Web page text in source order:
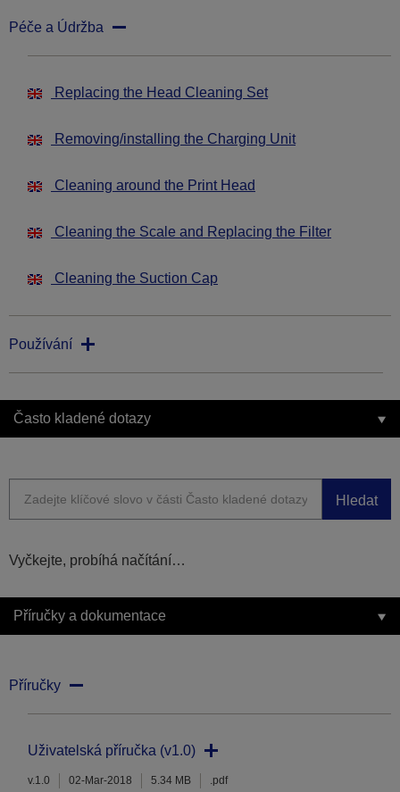
Péče a Údržba
Replacing the Head Cleaning Set
Removing/installing the Charging Unit
Cleaning around the Print Head
Cleaning the Scale and Replacing the Filter
Cleaning the Suction Cap
Používání
Často kladené dotazy
Hledat
Vyčkejte, probíhá načítání…
Příručky a dokumentace
Příručky
Uživatelská příručka (v1.0)
v.1.0 02-Mar-2018 5.34 MB .pdf